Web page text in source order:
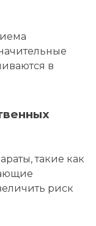
в
такие как
риск